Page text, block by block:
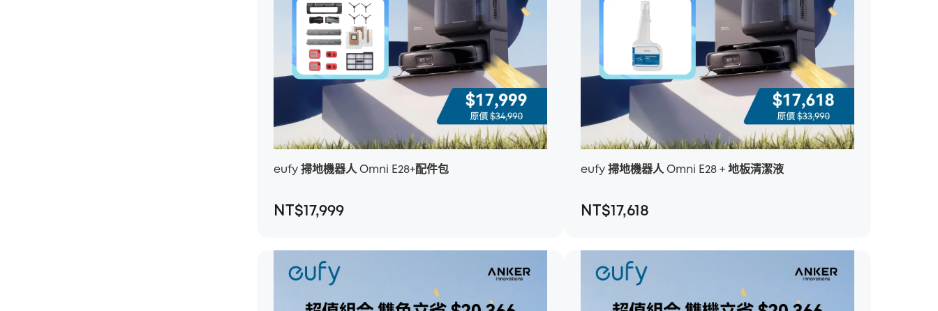
eufy 掃地機器人 Omni E28+配件包
NT$17,999
eufy 掃地機器人 Omni E28 + 地板清潔液
NT$17,618